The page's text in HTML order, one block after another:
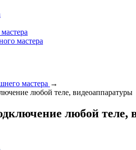
мастера
мастера →
любой теле, видеоаппаратуры
любой теле,